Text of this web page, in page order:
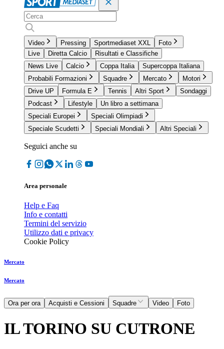
Video Pressing Sportmediaset XXL
Foto
Live
Diretta Calcio
Risultati e Classifiche
News Live
Calcio Coppa Italia
Supercoppa Italiana
Probabili Formazioni
Squadre Mercato
Motori
Drive UP
Formula E Tennis Altri Sport
Sondaggi
Podcast
Lifestyle
Un libro a settimana
Speciali Europei
Speciali Olimpiadi
Speciale Scudetti
Speciali Mondiali Altri Speciali
Seguici anche su
Area personale
Help e Faq
Info e contatti
Termini del servizio
Utilizzo dati e privacy
Cookie Policy
Mercato
Mercato
Ora per ora Acquisti e Cessioni Squadre Video Foto
IL TORINO SU CUTRONE